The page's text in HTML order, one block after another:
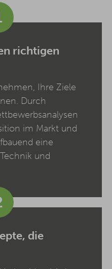
richtigen
Ihre Ziele
Durch
im Markt und
eine
und
die